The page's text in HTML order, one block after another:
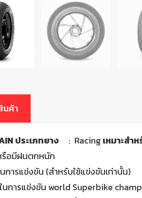
นค้า
ประเภทยาง : Racingเหมาะสำ
รือมีฝนตกหนัก
การแข่งขัน (สำหรับใช้แข่งขันเท่านั้น)
นการแข่งขัน world Superbike